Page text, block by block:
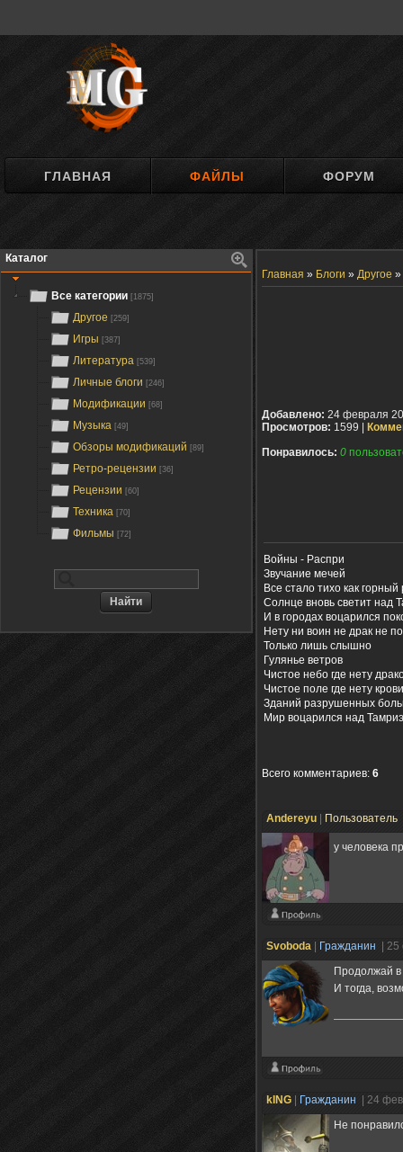
ГЛАВНАЯ ФАЙЛЫ ФОРУМ
Каталог
Все категории [1875]
Другое [259]
Игры [387]
Литература [539]
Личные блоги [246]
Модификации [68]
Музыка [49]
Обзоры модификаций [89]
Ретро-рецензии [36]
Рецензии [60]
Техника [70]
Фильмы [72]
Главная » Блоги » Другое »
Добавлено: 24 февраля
Просмотров: 1599 |
Понравилось: 0
Войны - Распри
Звучание мечей
Все стало тихо как горный
Солнце вновь светит над
И в городах воцарился
Нету ни воин не драк не
Только лишь слышно
Гулянье ветров
Чистое небо где нету
Чистое поле где нету крови
Зданий разрушенных
Мир воцарился над
Всего комментариев: 6
Andereyu Пользователь
у человека
Svoboda Гражданин
|
Продолжай
И тогда,
kING Гражданин
| 24
Не